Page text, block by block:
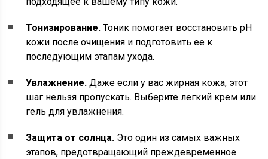
Тонизирование. Тоник помогает восстановить pH
кожи после очищения и подготовить ее к
последующим этапам ухода.
Увлажнение. Даже если у вас жирная кожа, этот
шаг нельзя пропускать. Выберите легкий крем или
гель для увлажнения.
Защита от солнца. Это один из самых важных
этапов, предотвращающий преждевременное